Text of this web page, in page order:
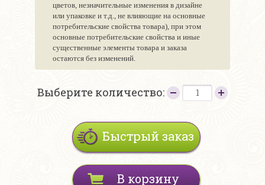
цветов, незначительные изменения в дизайне
или упаковке и т.д., не влияющие на основные
потребительские свойства товара), при этом
основные потребительские свойства и иные
существенные элементы товара и заказа
остаются без изменений.
Выберите количество:
Быстрый заказ
В корзину